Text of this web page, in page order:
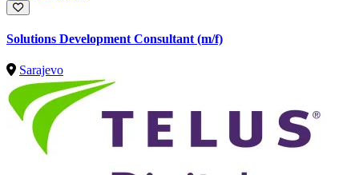
Solutions Development Consultant (m/f)
Sarajevo